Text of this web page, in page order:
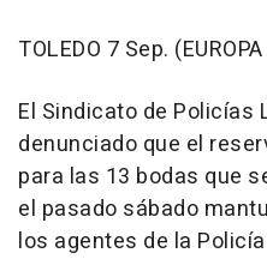
TOLEDO 7 Sep.
El Sindicato de Policías
denunciado que el
para las 13 bodas que
el pasado sábado
los agentes de la